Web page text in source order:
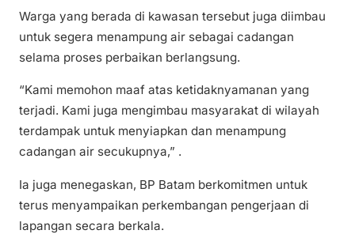
Warga yang berada di kawasan tersebut juga diimbau
untuk segera menampung air sebagai cadangan
selama proses perbaikan berlangsung.
“Kami memohon maaf atas ketidaknyamanan yang
terjadi. Kami juga mengimbau masyarakat di wilayah
terdampak untuk menyiapkan dan menampung
cadangan air secukupnya,” .
Ia juga menegaskan, BP Batam berkomitmen untuk
terus menyampaikan perkembangan pengerjaan di
lapangan secara berkala.